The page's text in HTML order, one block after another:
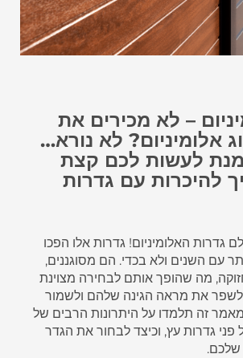
– לא מכירים את
אלומיניום? לא נורא…
מנת לעשות לכם קצת
להיכרות עם גדרות
גדרות האלומיניום! גדרות אלו הפכו
עם השנים ולא בכדי. הם מסוגננים,
מה שהופך אותם לבחירה מצוינת
את מראה הגינה שלהם ולשמור
זה תלמדו על היתרונות הרבים של
פני גדרות עץ, וכיצד לבחור את הגדר
שלכם.